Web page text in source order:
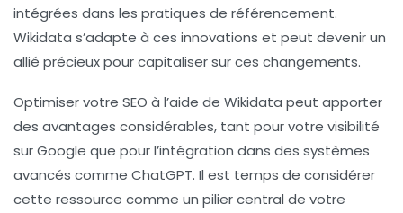
intégrées dans les pratiques de référencement.
Wikidata s’adapte à ces innovations et peut devenir un
allié précieux pour capitaliser sur ces changements.
Optimiser votre SEO à l’aide de Wikidata peut apporter
des avantages considérables, tant pour votre visibilité
surGoogle que pour l’intégration dans des systèmes
avancés comme ChatGPT. Il est temps de considérer
cette ressource comme un pilier central de votre